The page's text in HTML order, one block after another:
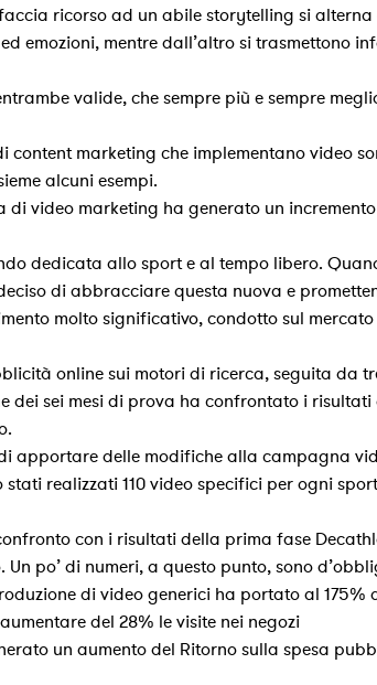
ricorso ad un abile storytelling si
emozioni, mentre dall’altro si trasmettono
valide, che sempre più e sempre
content marketing che implementano video
alcuni esempi.
video marketing ha generato un
dedicata allo sport e al tempo libero.
di abbracciare questa nuova e
molto significativo, condotto sul
online sui motori di ricerca, seguita da
dei sei mesi di prova ha confrontato i
apportare delle modifiche alla campagna
stati realizzati 110 video specifici per ogni
con i risultati della prima fase
po’ di numeri, a questo punto, sono
di video generici ha portato al 175%
del 28% le visite nei negozi
un aumento del Ritorno sulla spesa